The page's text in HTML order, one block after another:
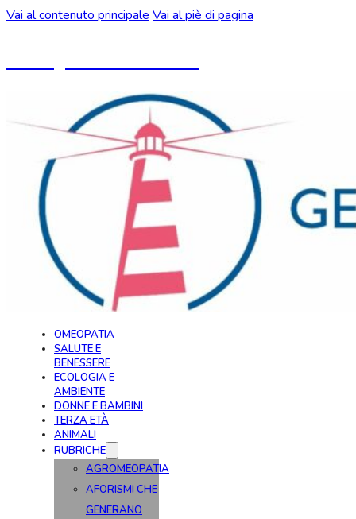
Vai al contenuto principale Vai al piè di pagina
OMEOPATIA
SALUTE E
BENESSERE
ECOLOGIA E
AMBIENTE
DONNE E BAMBINI
TERZA ETÀ
ANIMALI
RUBRICHE
AGROMEOPATIA
AFORISMI CHE
GENERANO